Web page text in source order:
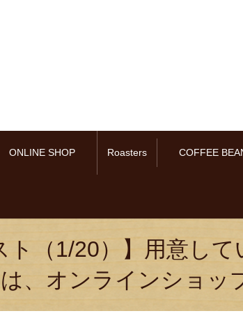
ONLINE SHOP Roasters COFFEE
ト（1/20）】用意し
、オンラインショッ